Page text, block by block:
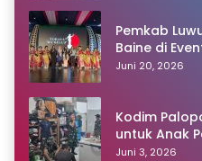
Pemkab
Baine di
Juni 20, 2026
Kodim
untuk Anak
Juni 3, 2026